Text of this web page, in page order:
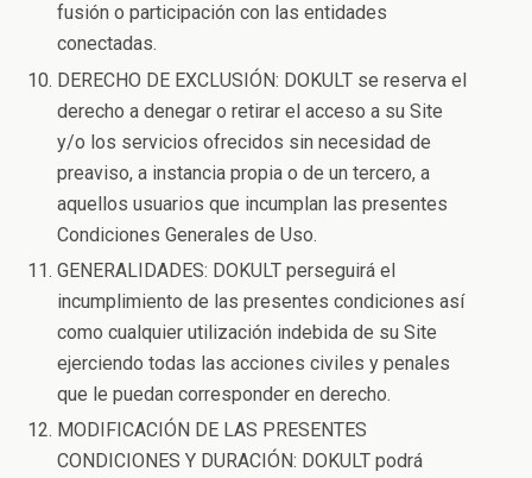
fusión o participación con las entidades
conectadas.
DERECHO DE EXCLUSIÓN: DOKULT se reserva el
derecho a denegar o retirar el acceso a su Site
y/o los servicios ofrecidos sin necesidad de
preaviso, a instancia propia o de un tercero, a
aquellos usuarios que incumplan las presentes
Condiciones Generales de Uso.
GENERALIDADES: DOKULT perseguirá el
incumplimiento de las presentes condiciones así
como cualquier utilización indebida de su Site
ejerciendo todas las acciones civiles y penales
que le puedan corresponder en derecho.
MODIFICACIÓN DE LAS PRESENTES
CONDICIONES Y DURACIÓN: DOKULT podrá